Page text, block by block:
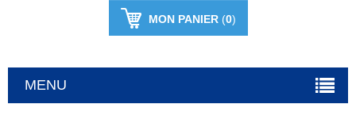
MON PANIER(0)
MENU